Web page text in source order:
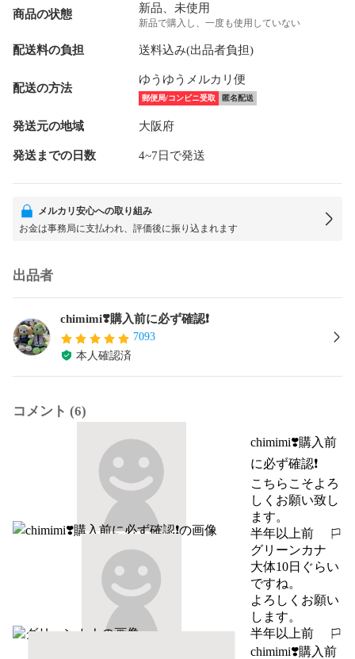
商品の状態 新品、未使用
新品で購入し、一度も使用していない
配送料の負担 送料込み(出品者負担)
配送の方法
ゆうゆうメルカリ便
郵便局/コンビニ受取 匿名配送
発送元の地域 大阪府
発送までの日数 4~7日で発送
メルカリ安心への取り組み
お金は事務局に支払われ、評価後に振り込まれます
出品者
chimimi❣️購入前に必ず確認❗️
7093
本人確認済
コメント (6)
chimimi❣️購入前
に必ず確認❗️
こちらこそよろ
しくお願い致し
ます。
半年以上前
報告する
グリーンカナ
大体10日ぐらい
ですね。
よろしくお願い
します。
半年以上前
報告する
chimimi❣️購入前